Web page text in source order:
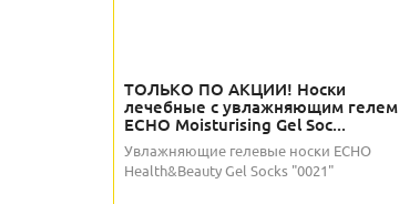
ТОЛЬКО ПО АКЦИИ! Носки
лечебные с увлажняющим гелем
ECHO Moisturising Gel Soc...
Увлажняющие гелевые носки ECHO
Health&Beauty Gel Socks "0021"